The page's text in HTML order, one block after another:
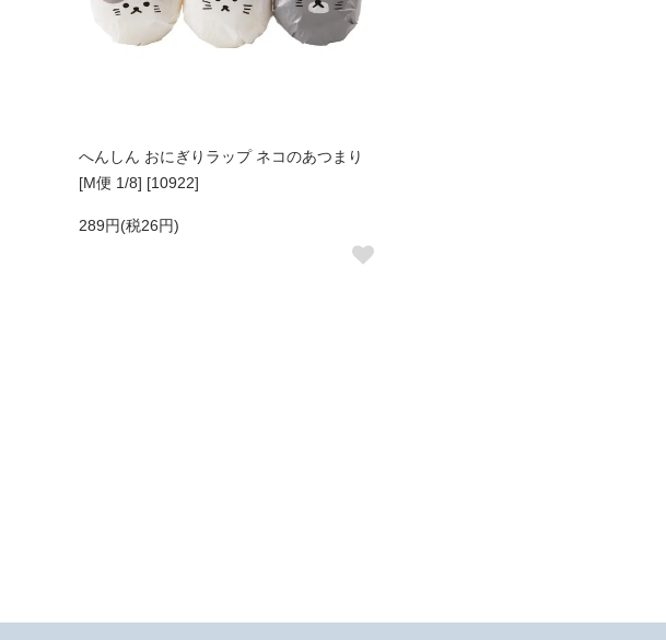
へんしん おにぎりラップ ネコのあつまり
[M便 1/8] [10922]
289円(税26円)